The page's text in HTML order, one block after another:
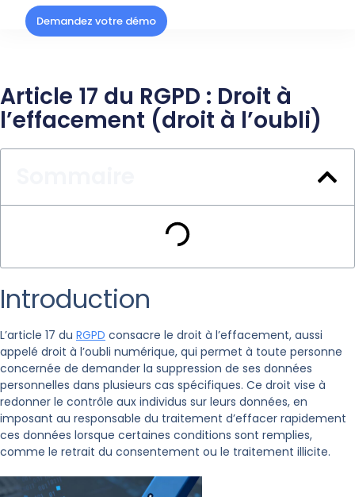
Demandez votre démo
Article 17 du RGPD : Droit à
l’effacement (droit à l’oubli)
Introduction
L’article 17 du RGPD consacre le droit à l’effacement, aussi
appelé droit à l’oubli numérique, qui permet à toute personne
concernée de demander la suppression de ses données
personnelles dans plusieurs cas spécifiques. Ce droit vise à
redonner le contrôle aux individus sur leurs données, en
imposant au responsable du traitement d’effacer rapidement
ces données lorsque certaines conditions sont remplies,
comme le retrait du consentement ou le traitement illicite.